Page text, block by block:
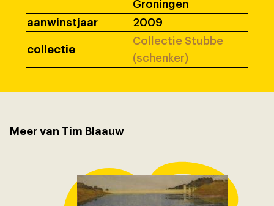
Groningen
aanwinstjaar
2009
collectie
Collectie Stubbe
(schenker)
Meer van Tim Blaauw